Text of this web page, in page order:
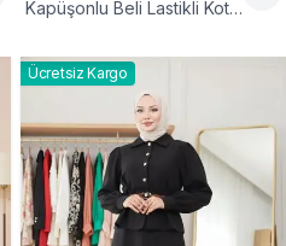
Kapüşonlu Beli Lastikli Kot
Ücretsiz Kargo